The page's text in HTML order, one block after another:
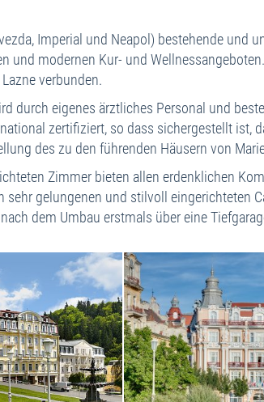
Imperial und Neapol) bestehende
und modernen Kur- und
verbunden.
durch eigenes ärztliches Personal und
zertifiziert, so dass sichergestellt ist,
des zu den führenden Häusern von
Zimmer bieten allen erdenklichen
sehr gelungenen und stilvoll eingerichteten
dem Umbau erstmals über eine